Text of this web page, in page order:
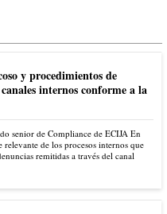
y procedimientos de
internos conforme a la
senior de Compliance de ECIJA En
de los procesos internos que
remitidas a través del canal